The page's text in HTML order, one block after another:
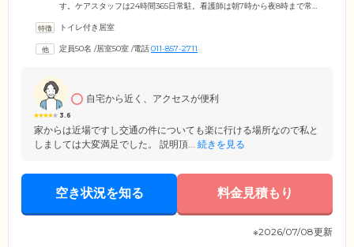
す。ケアスタッフは24時間365日常駐。看護師は朝7時から夜8時まで常
医の定期的な往診や、お一人おひとりのお体に合わせた機能訓練、協力
に緊急事態が起こった場合は、提携医療機関とのオンコールですぐに対
トイレ付き居室
定員50名 /居室50室 /電話011-857-2711
3.6
自宅から近く、アクセスが便利
家からは近場ですし交通の件についても楽に行ける場所なので私と
しましては大変満足でした。 説明頂... 続きを見る
空き状況を知る 料金見積もり
※2026/07/08更新